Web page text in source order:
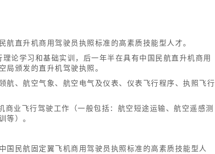
直升机商用驾驶员执照标准的高素质技能型人才。
论学习和基础实训，后一年半在具有中国民航直升机商用
颁发的直升机驾驶执照。
、航空气象、航空电气及仪表、仪表飞行程序、执照飞行
业飞行驾驶工作（一般包括：航空短途运输、航空遥感测
等）。
民航固定翼飞机商用驾驶员执照标准的高素质技能型人